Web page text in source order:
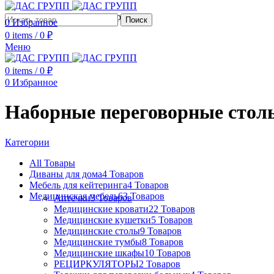
Сотрудничество с дизайнерамиПоиск
0Избранное
0 items / 0 ₽
Меню
0 items / 0 ₽
0 Избранное
Наборные переговорные
Категории
All Товары
Диваны для дома4 Товаров
Мебель для кейтеринга4 Товаров
Медицинская мебель63 Товаров
Аптечки3 Товаров
Медицинские кровати22 Товаров
Медицинские кушетки5 Товаров
Медицинские столы9 Товаров
Медицинские тумбы8 Товаров
Медицинские шкафы10 Товаров
РЕЦИРКУЛЯТОРЫ2 Товаров